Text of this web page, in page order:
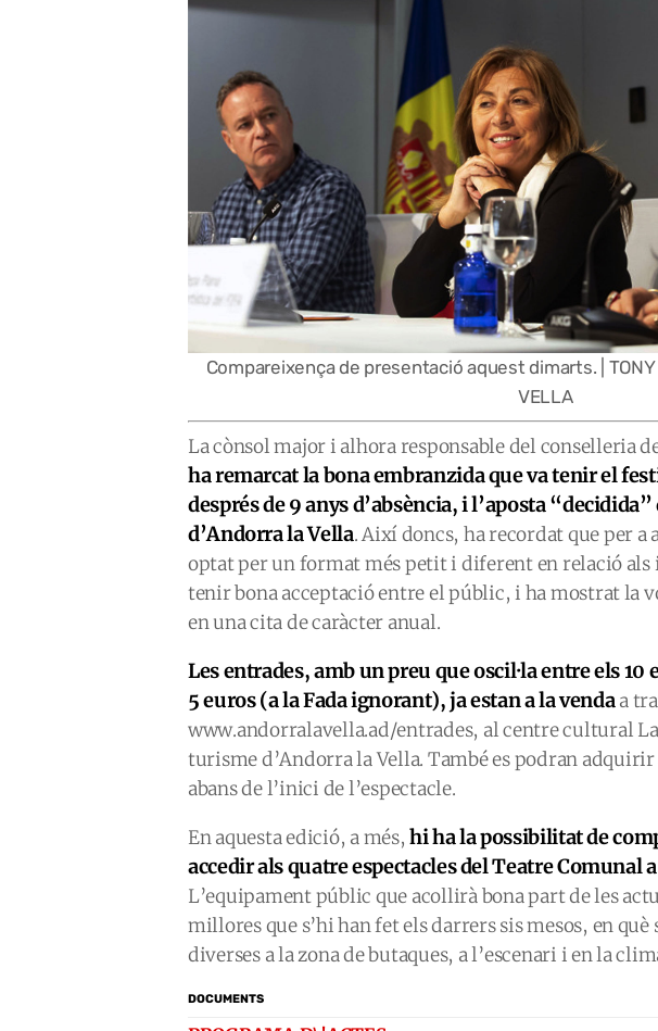
Compareixença de presentació aquest dimarts. | TONY
VELLA
La cònsol major i alhora responsable del conselleria
ha remarcat la bona embranzida que va tenir el
després de 9 anys d’absència, i l’aposta
d’Andorra la Vella. Així doncs, ha recordat que per a
optat per un format més petit i diferent en relació als
tenir bona acceptació entre el públic, i ha mostrat la
en una cita de caràcter anual.
Les entrades, amb un preu que oscil·la entre els
5 euros (a la Fada ignorant), ja estan a la vendaa
www.andorralavella.ad/entrades, al centre cultural
turisme d’Andorra la Vella. També es podran
abans de l’inici de l’espectacle.
En aquesta edició, a més,hi ha la possibilitat de
accedir als quatre espectacles del Teatre Comunal
L’equipament públic que acollirà bona part de les
millores que s’hi han fet els darrers sis mesos, en
diverses a la zona de butaques, a l’escenari i en la
DOCUMENTS